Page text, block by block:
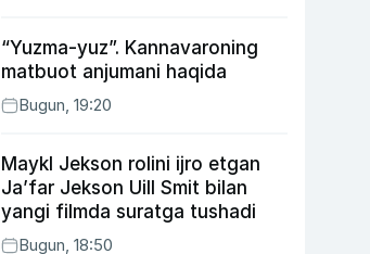
“Yuzma-yuz”. Kannavaroning
matbuot anjumani haqida
Bugun, 19:20
Maykl Jekson rolini ijro etgan
Ja’far Jekson Uill Smit bilan
yangi filmda suratga tushadi
Bugun, 18:50